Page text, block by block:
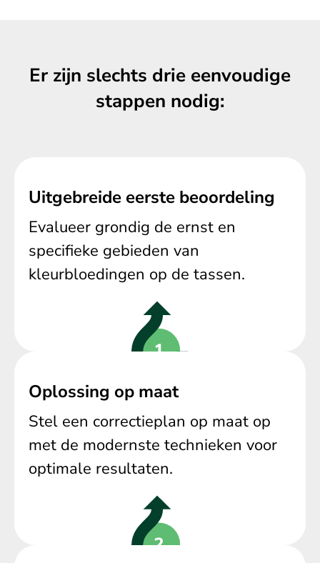
Er zijn slechts drie eenvoudige
stappen nodig:
Uitgebreide eerste beoordeling
Evalueer grondig de ernst en
specifieke gebieden van
kleurbloedingen op de tassen.
Oplossing op maat
Stel een correctieplan op maat op
met de modernste technieken voor
optimale resultaten.